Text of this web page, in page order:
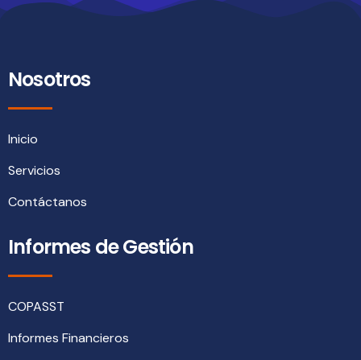
Nosotros
Inicio
Servicios
Contáctanos
Informes de Gestión
COPASST
Informes Financieros